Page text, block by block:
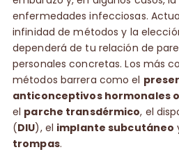
enfermedades infecciosas.
infinidad de métodos y la
dependerá de tu relación de
personales concretas. Los más
métodos barrera como el
anticonceptivos hormonales
el parche transdérmico, el
(DIU), el implante subcutáneo
trompas.